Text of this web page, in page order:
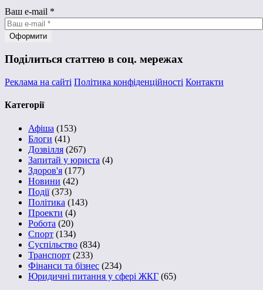
Ваш e-mail *
Поділиться статтею в соц. мережах
Реклама на сайті Політика конфіденційності Контакти
Категорії
Афіша (153)
Блоги (41)
Дозвілля (267)
Запитай у юриста (4)
Здоров'я (177)
Новини (42)
Події(373)
Політика (143)
Проекти (4)
Робота (20)
Спорт (134)
Суспільство (834)
Транспорт (233)
Фінанси та бізнес (234)
Юридичні питання у сфері ЖКГ (65)